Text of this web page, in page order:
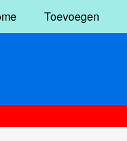
Toevoegen